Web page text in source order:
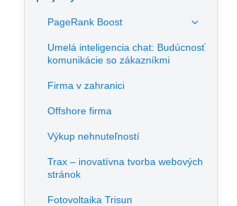
PageRank Boost
Umelá inteligencia chat: Budúcnosť
komunikácie so zákazníkmi
Firma v zahranici
Offshore firma
Výkup nehnuteľností
Trax – inovatívna tvorba webových
stránok
Fotovoltaika Trisun